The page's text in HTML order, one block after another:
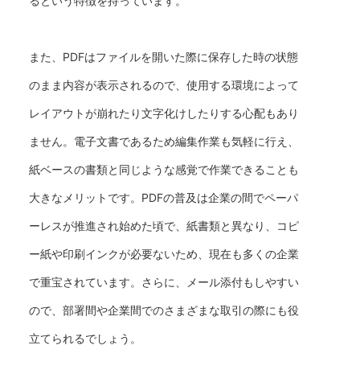
また、PDFはファイルを開いた際に保存した時の状態
のまま内容が表示されるので、使用する環境によって
レイアウトが崩れたり文字化けしたりする心配もあり
ません。電子文書であるため編集作業も気軽に行え、
紙ベースの書類と同じような感覚で作業できることも
大きなメリットです。PDFの普及は企業の間でペーパ
ーレスが推進され始めた頃で、紙書類と異なり、コピ
ー紙や印刷インクが必要ないため、現在も多くの企業
で重宝されています。さらに、メール添付もしやすい
ので、部署間や企業間でのさまざまな取引の際にも役
立てられるでしょう。